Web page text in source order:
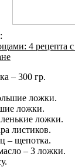
4 рецепта
– 300 гр.
ложки.
ложки.
ложки.
листиков.
– щепотка.
– 3 ложки.